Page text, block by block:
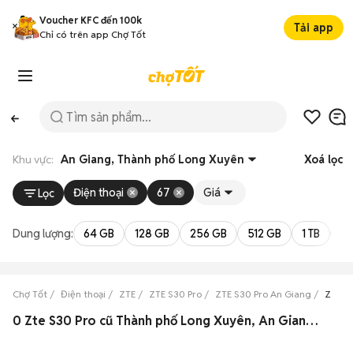
Voucher KFC đến 100k
Chỉ có trên app Chợ Tốt
Tải app
Khu vực: An Giang, Thành phố Long Xuyên Xoá lọc
Lọc Điện thoại 67 Giá
Dung lượng: 64 GB 128 GB 256 GB 512 GB 1 TB
Chợ Tốt Điện thoại ZTE ZTE S30 Pro ZTE S30 Pro An Giang ZTE
0 Zte S30 Pro cũ Thành phố Long Xuyên, An Giang đẹp